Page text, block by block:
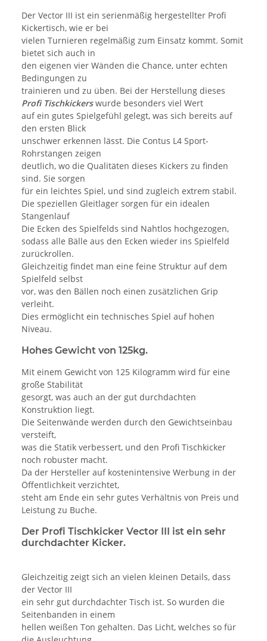
Der Vector III ist ein serienmäßig hergestellter Profi
Kickertisch, wie er bei
vielen Turnieren regelmäßig zum Einsatz kommt. Somit
bietet sich auch in
den eigenen vier Wänden die Chance, unter echten
Bedingungen zu
trainieren und zu üben. Bei der Herstellung dieses
Profi Tischkickerswurde besonders viel Wert
auf ein gutes Spielgefühl gelegt, was sich bereits auf
den ersten Blick
unschwer erkennen lässt. Die Contus L4 Sport-
Rohrstangen zeigen
deutlich, wo die Qualitäten dieses Kickers zu finden
sind. Sie sorgen
für ein leichtes Spiel, und sind zugleich extrem stabil.
Die speziellen Gleitlager sorgen für ein idealen
Stangenlauf
Die Ecken des Spielfelds sind Nahtlos hochgezogen,
sodass alle Bälle aus den Ecken wieder ins Spielfeld
zurückrollen.
Gleichzeitig findet man eine feine Struktur auf dem
Spielfeld selbst
vor, was den Bällen noch einen zusätzlichen Grip
verleiht.
Dies ermöglicht ein technisches Spiel auf hohen
Niveau.
Hohes Gewicht von 125kg.
Mit einem Gewicht von 125 Kilogramm wird für eine
große Stabilität
gesorgt, was auch an der gut durchdachten
Konstruktion liegt.
Die Seitenwände werden durch den Gewichtseinbau
versteift,
was die Statik verbessert, und den Profi Tischkicker
noch robuster macht.
Da der Hersteller auf kostenintensive Werbung in der
Öffentlichkeit verzichtet,
steht am Ende ein sehr gutes Verhältnis von Preis und
Leistung zu Buche.
Der Profi Tischkicker Vector III ist ein sehr
durchdachter Kicker.
Gleichzeitig zeigt sich an vielen kleinen Details, dass
der Vector III
ein sehr gut durchdachter Tisch ist. So wurden die
Seitenbanden in einem
hellen weißen Ton gehalten. Das Licht, welches so für